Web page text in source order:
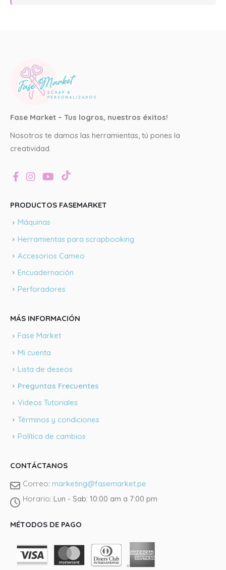
Fase Market – Tus logros, nuestros éxitos!
Nosotros te damos las herramientas, tú pones la
creatividad.
PRODUCTOS FASEMARKET
Máquinas
Herramientas para scrapbooking
Accesorios Cameo
Encuadernación
Perforadores
MÁS INFORMACIÓN
Fase Market
Mi cuenta
Lista de deseos
Preguntas Frecuentes
Videos Tutoriales
Términos y condiciones
Política de cambios
CONTÁCTANOS
Correo: marketing@fasemarket.pe
Horario: Lun - Sab: 10:00 am a 7:00 pm
MÉTODOS DE PAGO